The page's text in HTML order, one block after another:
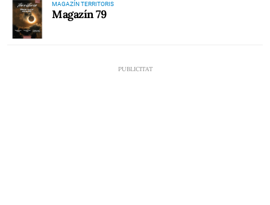
MAGAZÍN TERRITORIS
Magazín 79